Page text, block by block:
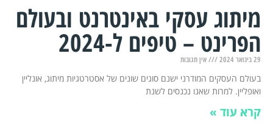
מיתוג עסקי באינטרנט ובעולם
הפרינט – טיפים ל-2024
29 בינואר 2024 אין תגובות
בעולם העסקים המודרני ישנם סוגים שונים של אסטרטגיות מיתוג, אונליין
ואופליין. למרות שאנו נכנסים לשנת
קרא עוד »